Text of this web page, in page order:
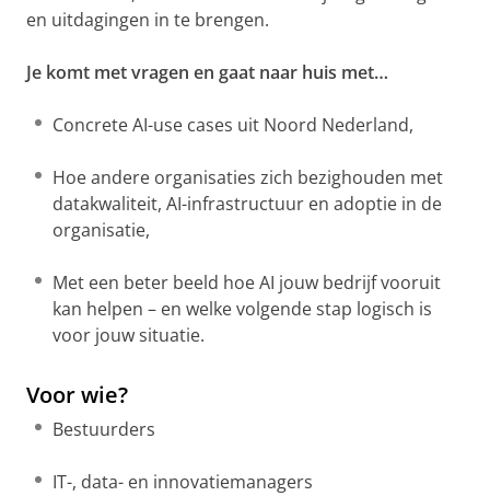
en uitdagingen in te brengen.
Je komt met vragen en gaat naar huis met…
Concrete AI-use cases uit Noord Nederland,
Hoe andere organisaties zich bezighouden met
datakwaliteit, AI-infrastructuur en adoptie in de
organisatie,
Met een beter beeld hoe AI jouw bedrijf vooruit
kan helpen – en welke volgende stap logisch is
voor jouw situatie.
Voor wie?
Bestuurders
IT-, data- en innovatiemanagers